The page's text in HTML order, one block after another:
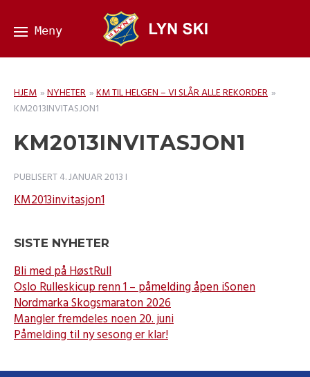
HJEM »NYHETER »KM TIL HELGEN – VI SLÅR ALLE REKORDER »
KM2013INVITASJON1
KM2013INVITASJON1
PUBLISERT4. JANUAR 2013 I
KM2013invitasjon1
SISTE NYHETER
Bli med på HøstRull
Oslo Rulleskicup renn 1 – påmelding åpen iSonen
Nordmarka Skogsmaraton 2026
Mangler fremdeles noen 20. juni
Påmelding til ny sesong er klar!